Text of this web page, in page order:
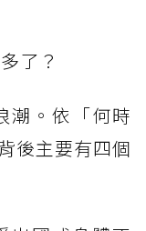
了？
潮。依「何時
後主要有四個